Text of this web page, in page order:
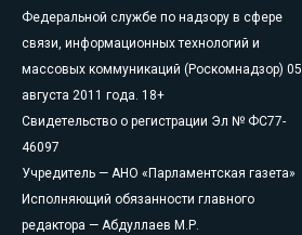
Федеральной службе по надзору в сфере
связи, информационных технологий и
массовых коммуникаций (Роскомнадзор) 05
августа 2011 года. 18+
Свидетельство о регистрации Эл № ФС77-
46097
Учредитель — АНО «Парламентская газета»
Исполняющий обязанности главного
редактора — Абдуллаев М.Р.